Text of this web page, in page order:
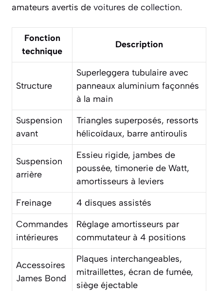
amateurs avertis de voitures de collection.
Fonction
technique
Description
Structure
Superleggera tubulaire avec
panneaux aluminium façonnés
à la main
Suspension
avant
Triangles superposés, ressorts
hélicoïdaux, barre antiroulis
Suspension
arrière
Essieu rigide, jambes de
poussée, timonerie de Watt,
amortisseurs à leviers
Freinage
4 disques assistés
Commandes
intérieures
Réglage amortisseurs par
commutateur à 4 positions
Accessoires
James Bond
Plaques interchangeables,
mitraillettes, écran de fumée,
siège éjectable